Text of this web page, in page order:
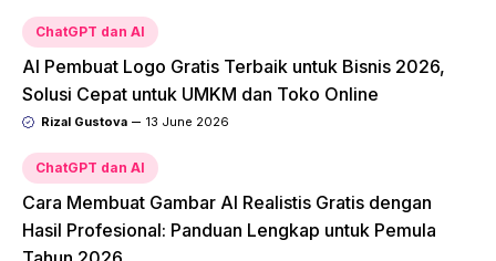
ChatGPT dan AI
AI Pembuat Logo Gratis Terbaik untuk Bisnis 2026,
Solusi Cepat untuk UMKM dan Toko Online
Rizal Gustova 13 June 2026
ChatGPT dan AI
Cara Membuat Gambar AI Realistis Gratis dengan
Hasil Profesional: Panduan Lengkap untuk Pemula